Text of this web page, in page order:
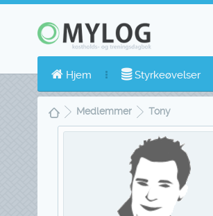
Hjem Styrkeøvelser
Medlemmer Tony